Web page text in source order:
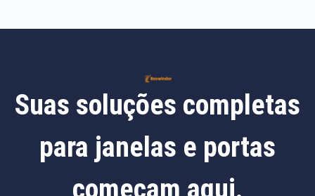
Suas soluções completas
para janelas e portas
começam aqui.